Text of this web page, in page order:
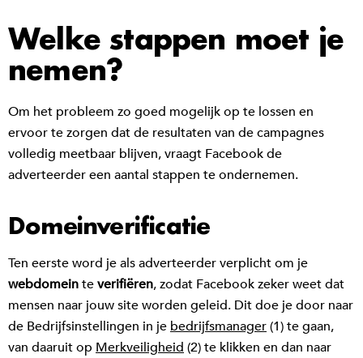
Welke stappen moet je
nemen?
Om het probleem zo goed mogelijk op te lossen en
ervoor te zorgen dat de resultaten van de campagnes
volledig meetbaar blijven, vraagt Facebook de
adverteerder een aantal stappen te ondernemen.
Domeinverificatie
Ten eerste word je als adverteerder verplicht om je
webdomeinteverifiëren, zodat Facebook zeker weet dat
mensen naar jouw site worden geleid. Dit doe je door naar
de Bedrijfsinstellingen in je bedrijfsmanager(1) te gaan,
van daaruit op Merkveiligheid (2) te klikken en dan naar